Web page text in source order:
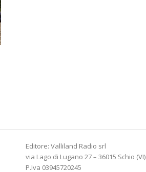
Editore: Valliland Radio srl
via Lago di Lugano 27 – 36015 Schio (VI)
P.Iva 03945720245